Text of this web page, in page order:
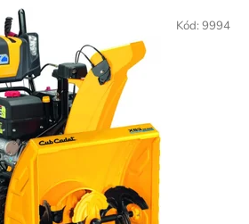
Kód: 9994